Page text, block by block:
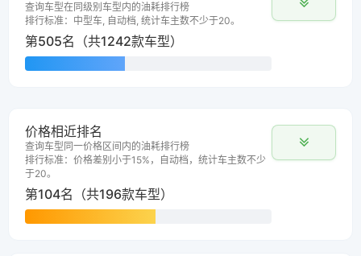
查询车型在同级别车型内的油耗排行榜
排行标准：中型车, 自动档, 统计车主数不少于20。
第505名（共1242款车型）
价格相近排名
查询车型同一价格区间内的油耗排行榜
排行标准：价格差别小于15%，自动档，统计车主数不少
于20。
第104名（共196款车型）